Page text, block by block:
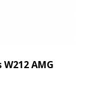
AMG